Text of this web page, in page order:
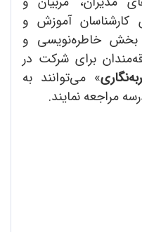
کارشناسان آموزش و
بخش خاطره‌نویسی و
برای شرکت در
» می‌توانند به
مراجعه نمایند.